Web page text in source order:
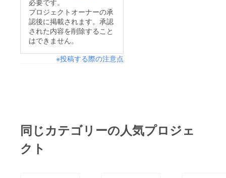
必要です。
プロジェクトオーナーの承
認後に掲載されます。承認
された内容を削除すること
はできません。
※投稿する際の注意点
同じカテゴリーの人気プロジェ
クト